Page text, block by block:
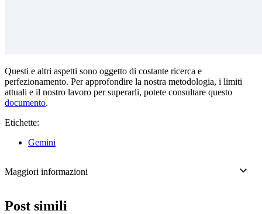
Questi e altri aspetti sono oggetto di costante ricerca e
perfezionamento. Per approfondire la nostra metodologia, i limiti
attuali e il nostro lavoro per superarli, potete consultare questo
documento.
Etichette:
Gemini
Maggiori informazioni
Post simili